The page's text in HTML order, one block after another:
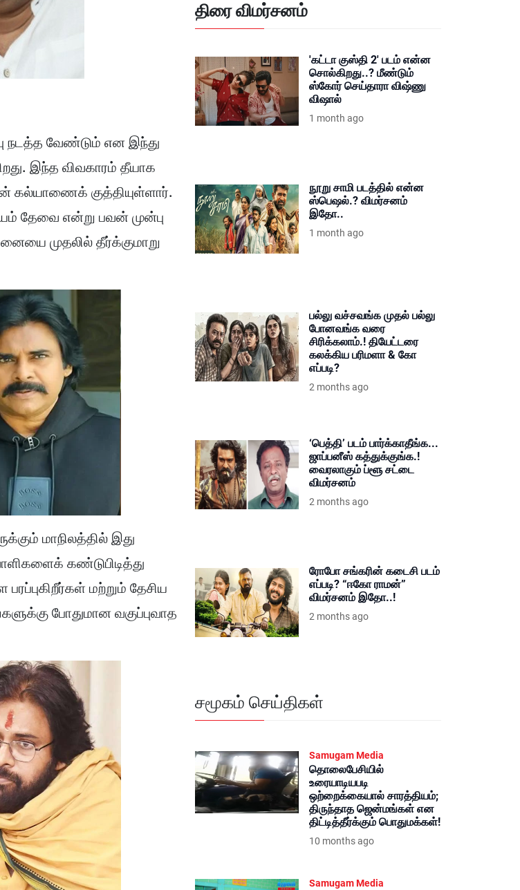
நடத்த வேண்டும் என இந்து
இந்த விவகாரம் தீயாக
கல்யாணைக் குத்தியுள்ளார்.
தேவை என்று பவன் முன்பு
முதலில் தீர்க்குமாறு
மாநிலத்தில் இது
கண்டுபிடித்து
மற்றும் தேசிய
போதுமான வகுப்புவாத
திரை விமர்சனம்
'கட்டா குஸ்தி 2' படம் என்ன
சொல்கிறது..? மீண்டும்
ஸ்கோர் செய்தாரா விஷ்ணு
விஷால்
1 month ago
நூறு சாமி படத்தில் என்ன
ஸ்பெஷல்.? விமர்சனம்
இதோ..
1 month ago
பல்லு வச்சவங்க முதல் பல்லு
போனவங்க வரை
சிரிக்கலாம்.! தியேட்டரை
கலக்கிய பரிமளா & கோ
எப்படி?
2 months ago
‘பெத்தி’ படம் பார்க்காதீங்க...
ஜாப்பனீஸ் கத்துக்குங்க.!
வைரலாகும் ப்ளூ சட்டை
விமர்சனம்
2 months ago
ரோபோ சங்கரின் கடைசி படம்
எப்படி? “ஈகோ ராமன்”
விமர்சனம் இதோ..!
2 months ago
சமூகம் செய்திகள்
Samugam Media
தொலைபேசியில்
உரையாடியபடி
ஒற்றைக்கையால் சாரத்தியம்;
திருந்தாத ஜென்மங்கள் என
திட்டித்தீர்க்கும் பொதுமக்கள்!
10 months ago
Samugam Media